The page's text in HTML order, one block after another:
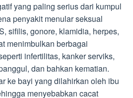
yang paling serius dari kumpul
penyakit menular seksual
sifilis, gonore, klamidia, herpes,
menimbulkan berbagai
infertilitas, kanker serviks,
dan bahkan kematian.
ke bayi yang dilahirkan oleh ibu
menyebabkan cacat